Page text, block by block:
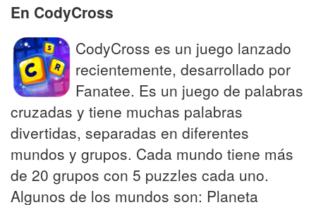
En CodyCross
CodyCross es un juego lanzado
recientemente, desarrollado por
Fanatee. Es un juego de palabras
cruzadas y tiene muchas palabras
divertidas, separadas en diferentes
mundos y grupos. Cada mundo tiene más
de 20 grupos con 5 puzzles cada uno.
Algunos de los mundos son: Planeta